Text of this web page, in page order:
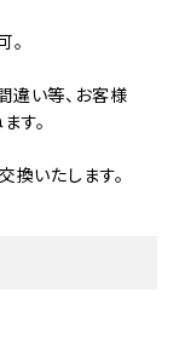
。
違い等、お客様
す。
いたします。